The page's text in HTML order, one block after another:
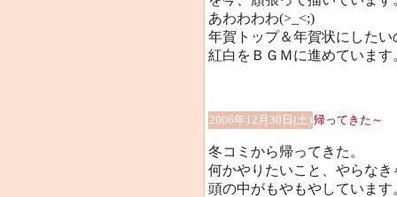
あわわわわ(>_<;)
年賀トップ＆年賀状にしたい
紅白をＢＧＭに進めています
2006年12月30日(土) 帰ってきた～
冬コミから帰ってきた。
何かやりたいこと、やらな
頭の中がもやもやしています